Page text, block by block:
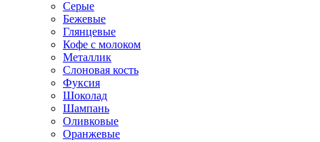
Серые
Бежевые
Глянцевые
Кофе с молоком
Металлик
Слоновая кость
Фуксия
Шоколад
Шампань
Оливковые
Оранжевые